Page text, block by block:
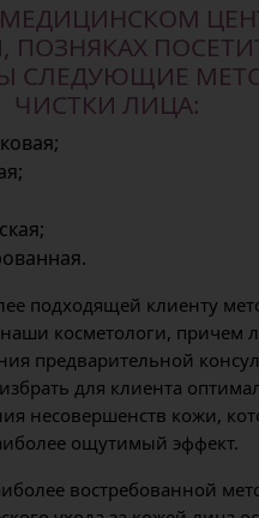
ПОЗНЯКАХ
СЛЕДУЮЩИЕ
ЧИСТКИ ЛИЦА:
подходящей клиенту
косметологи, причем
предварительной
для клиента
несовершенств кожи,
ощутимый эффект.
востребованной